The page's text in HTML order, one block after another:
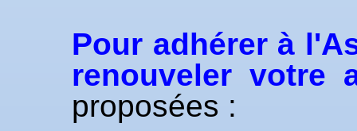
Pour adhérer à
renouveler votre
proposées :